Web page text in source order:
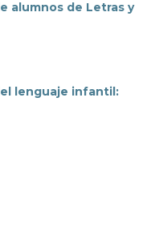
alumnos de Letras y
lenguaje infantil: